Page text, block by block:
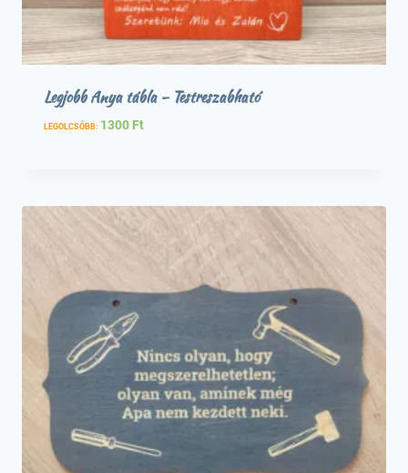
Legjobb Anya tábla – Testreszabható
LEGOLCSÓBB: 1300 Ft